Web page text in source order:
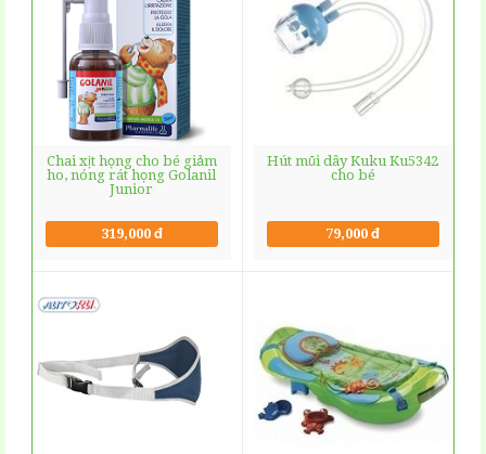
Chai xịt họng cho bé giảm
ho, nóng rát họng Golanil
Junior
319,000 đ
Hút mũi dây Kuku Ku5342
cho bé
79,000 đ